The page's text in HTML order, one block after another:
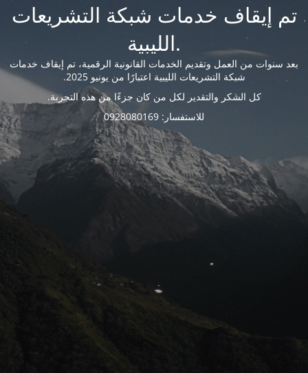
تم إيقاف خدمات شبكة التشريعات
الليبية.
بعد سنوات من العمل وتقديم الخدمات القانونية الرقمية، تم إيقاف خدمات
شبكة التشريعات الليبية اعتبارًا من يونيو 2025.
كل الشكر والتقدير لكل من كان جزءًا من هذه التجربة.
للاستفسار: 0928080169